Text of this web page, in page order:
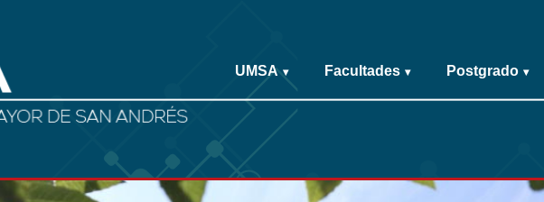
UMSA ▾ Facultades ▾ Postgrado ▾